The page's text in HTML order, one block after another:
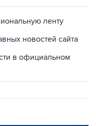
новостей сайта
в официальном